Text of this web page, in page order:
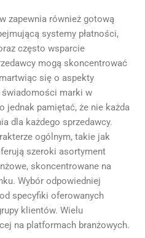
zapewnia również gotową
systemy płatności,
często wsparcie
mogą skoncentrować
się o aspekty
marki w
jednak pamiętać, że nie każda
dla każdego sprzedawcy.
ogólnym, takie jak
szeroki asortyment
skoncentrowane na
Wybór odpowiedniej
specyfiki oferowanych
klientów. Wielu
na platformach branżowych.